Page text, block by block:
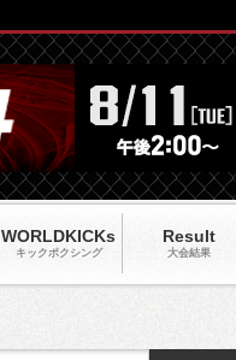
WORLDKICKs
キックポクシング
Result
大会結果